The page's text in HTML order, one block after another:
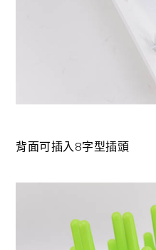
背面可插入8字型插頭